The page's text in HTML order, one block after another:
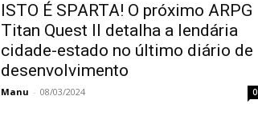
ISTO É SPARTA! O próximo ARPG
Titan Quest II detalha a lendária
cidade-estado no último diário de
desenvolvimento
Manu - 08/03/2024 0